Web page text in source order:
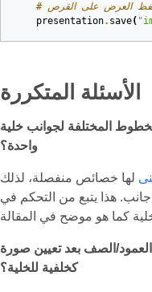
presentation. save(
الأسئلة المتكررة
المختلفة لجوانب خلية
واحدة؟
لها خصائص منفصلة، لذلك
هذا يتبع من التحكم في
الصف بعد تعيين صورة
كخلفية للخلية؟